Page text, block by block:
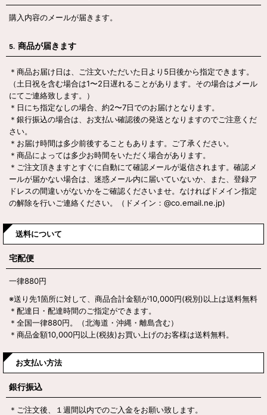
購入内容のメールが届きます。
5. 商品が届きます
＊商品お届け日は、ご注文いただいた日より5日後から指定できます。
（土日祝を含む場合は1〜2日遅れることがあります。その場合はメール
にてご連絡致します。）
＊日にち指定なしの場合、約2〜7日でのお届けとなります。
＊銀行振込の場合は、お支払い確認後の発送となりますのでご注意くだ
さい。
＊お届け時間は多少前後することもあります。ご了承ください。
＊商品によっては多少お時間をいただく場合があります。
＊ご注文頂きますとすぐに自動にて確認メールが返信されます。確認メ
ールが届かない場合は、迷惑メール内に届いていないか、また、登録ア
ドレスの間違いがないかをご確認くださいませ。なければドメイン指定
の解除を行いご連絡ください。（ドメイン：@co.email.ne.jp)
送料について
宅配便
一律880円
※送り先1箇所に対して、商品合計金額が10,000円(税別)以上は送料無料
＊配達日・配達時間のご指定ができます。
＊全国一律880円。（北海道・沖縄・離島含む）
＊商品金額10,000円以上(税抜)お買い上げのお客様は送料無料。
お支払い方法
銀行振込
＊ご注文後、１週間以内でのご入金をお願い致します。